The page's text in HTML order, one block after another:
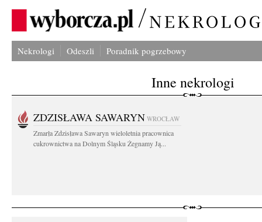
Nekrologi Odeszli Poradnik pogrzebowy
Inne nekrologi
ZDZISŁAWA SAWARYN WROCŁAW
Zmarła Zdzisława Sawaryn wieloletnia pracownica
cukrownictwa na Dolnym Śląsku Żegnamy Ją...